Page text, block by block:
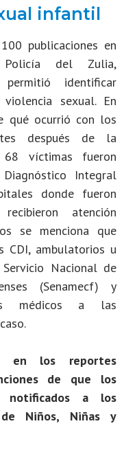
infantil
publicaciones en
del Zulia,
identificar
sexual. En
qué ocurrió con los
después de la
víctimas fueron
Integral
donde fueron
atención
se menciona que
ambulatorios u
Nacional de
(Senamecf) y
médicos a las
en los reportes
de que los
notificados a los
Niños, Niñas y